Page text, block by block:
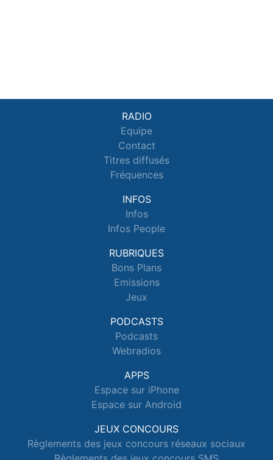
RADIO
Equipe
Contact
Titres diffusés
Fréquences
INFOS
Infos
Infos People
RUBRIQUES
Bons Plans
Emissions
Jeux
PODCASTS
Podcasts
Webradios
APPS
Espace sur iPhone
Espace sur Android
JEUX CONCOURS
Règlements des jeux concours réseaux sociaux